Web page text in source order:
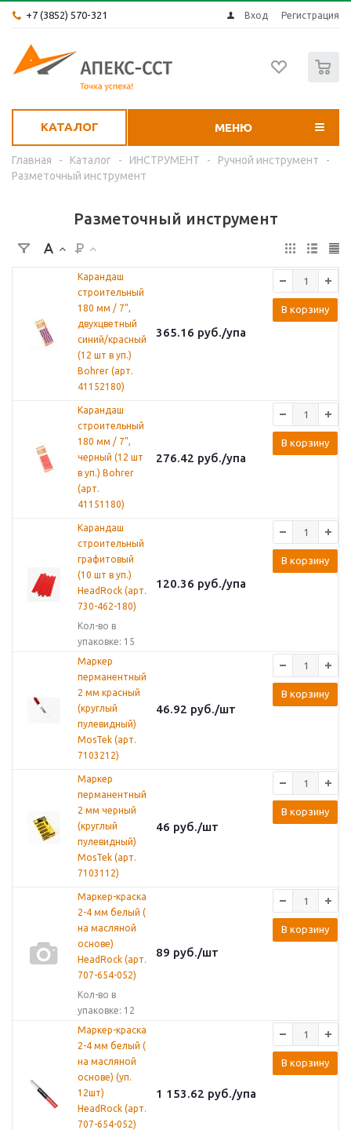
+7 (3852) 570-321 Вход Регистрация
КАТАЛОГ МЕНЮ
Главная - Каталог - ИНСТРУМЕНТ - Ручной инструмент
-
Разметочный инструмент
Разметочный инструмент
Карандаш
строительный
180 мм / 7",
двухцветный
синий/красный
(12 шт в уп.)
Bohrer (арт.
41152180)
365.16 руб./упа
В корзину
Карандаш
строительный
180 мм / 7",
черный (12 шт
в уп.) Bohrer
(арт.
41151180)
276.42 руб./упа
В корзину
Карандаш
строительный
графитовый
(10 шт в уп.)
HeadRock (арт.
730-462-180)
Кол-во в
упаковке: 15
120.36 руб./упа
В корзину
Маркер
перманентный
2 мм красный
(круглый
пулевидный)
MosTek (арт.
7103212)
46.92 руб./шт
В корзину
Маркер
перманентный
2 мм черный
(круглый
пулевидный)
MosTek (арт.
7103112)
46 руб./шт
В корзину
Маркер-краска
2-4 мм белый (
на масляной
основе)
HeadRock (арт.
707-654-052)
Кол-во в
упаковке: 12
89 руб./шт
В корзину
Маркер-краска
2-4 мм белый (
на масляной
основе) (уп.
12шт)
HeadRock (арт.
707-654-052)
1 153.62 руб./упа
В корзину